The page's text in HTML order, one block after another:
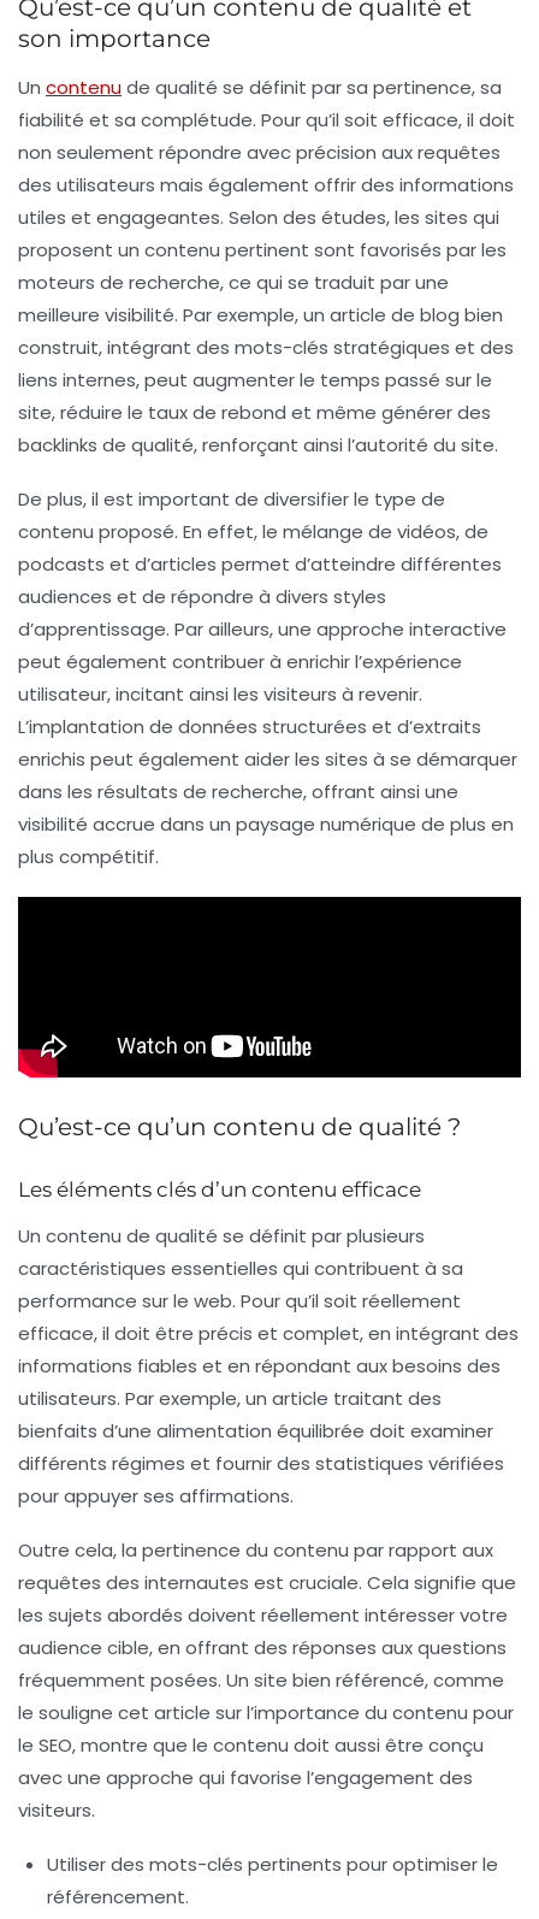
Qu’est-ce qu’un contenu de qualité et
son importance
Un contenude qualité se définit par sa pertinence, sa
fiabilité et sa complétude. Pour qu’il soit efficace, il doit
non seulement répondre avec précision auxrequêtes
des utilisateurs mais également offrir des informations
utiles et engageantes. Selon des études, les sites qui
proposent un contenu pertinent sont favorisés par les
moteurs de recherche, ce qui se traduit par une
meilleure visibilité. Par exemple, un article de blog bien
construit, intégrant des mots-clés stratégiques et des
liens internes, peut augmenter le temps passé sur le
site, réduire le taux de rebond et même générer des
backlinks de qualité, renforçant ainsi l’autorité du site.
De plus, il est important de diversifier le type de
contenu proposé. En effet, le mélange de vidéos, de
podcasts et d’articles permet d’atteindre différentes
audiences et de répondre à divers styles
d’apprentissage. Par ailleurs, une approche interactive
peut également contribuer à enrichir l’expérience
utilisateur, incitant ainsi les visiteurs à revenir.
L’implantation de données structurées et d’extraits
enrichis peut également aider les sites à se démarquer
dans les résultats de recherche, offrant ainsi une
visibilité accrue dans un paysage numérique de plus en
plus compétitif.
Qu’est-ce qu’un contenu de qualité ?
Les éléments clés d’un contenu efficace
Un contenu de qualité se définit par plusieurs
caractéristiques essentielles qui contribuent à sa
performance sur le web. Pour qu’il soit réellement
efficace, il doit être précis et complet, en intégrant des
informations fiables et en répondant aux besoins des
utilisateurs. Par exemple, un article traitant des
bienfaits d’une alimentation équilibrée doit examiner
différents régimes et fournir des statistiques vérifiées
pour appuyer ses affirmations.
Outre cela, la pertinence du contenu par rapport aux
requêtes des internautes est cruciale. Cela signifie que
les sujets abordés doivent réellement intéresser votre
audience cible, en offrant des réponses aux questions
fréquemment posées. Un site bien référencé, comme
le souligne cet article sur l’importance du contenu pour
le SEO, montre que le contenu doit aussi être conçu
avec une approche qui favorise l’engagement des
visiteurs.
Utiliser des mots-clés pertinents pour optimiser le
référencement.